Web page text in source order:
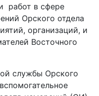
работ в сфере
Орского отдела
организаций, и
Восточного
службы Орского